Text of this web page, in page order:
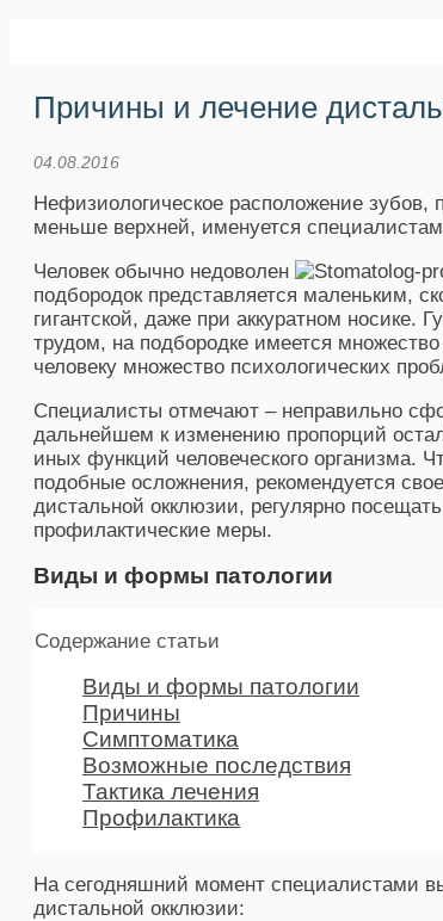
Причины и лечение
04.08.2016
Нефизиологическое расположение зубов,
меньше верхней, именуется
Человек обычно недоволен
подбородок представляется маленьким,
гигантской, даже при аккуратном носике.
трудом, на подбородке имеется
человеку множество психологических
Специалисты отмечают – неправильно
дальнейшем к изменению пропорций
иных функций человеческого организма.
подобные осложнения, рекомендуется
дистальной окклюзии, регулярно
профилактические меры.
Виды и формы патологии
Содержание статьи
Виды и формы патологии
Причины
Симптоматика
Возможные последствия
Тактика лечения
Профилактика
На сегодняшний момент специалистами
дистальной окклюзии: